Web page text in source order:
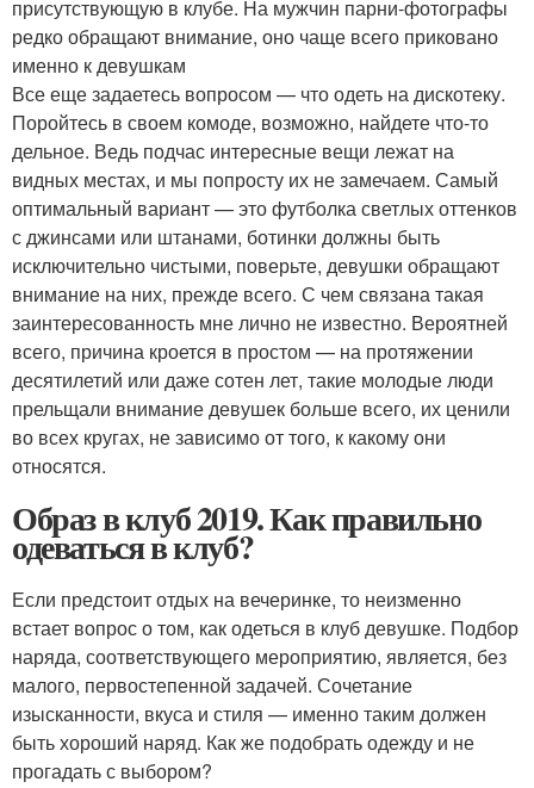
присутствующую в клубе. На мужчин парни-фотографы
редко обращают внимание, оно чаще всего приковано
именно к девушкам
Все еще задаетесь вопросом — что одеть на дискотеку.
Поройтесь в своем комоде, возможно, найдете что-то
дельное. Ведь подчас интересные вещи лежат на
видных местах, и мы попросту их не замечаем. Самый
оптимальный вариант — это футболка светлых оттенков
с джинсами или штанами, ботинки должны быть
исключительно чистыми, поверьте, девушки обращают
внимание на них, прежде всего. С чем связана такая
заинтересованность мне лично не известно. Вероятней
всего, причина кроется в простом — на протяжении
десятилетий или даже сотен лет, такие молодые люди
прельщали внимание девушек больше всего, их ценили
во всех кругах, не зависимо от того, к какому они
относятся.
Образ в клуб 2019. Как правильно
одеваться в клуб?
Если предстоит отдых на вечеринке, то неизменно
встает вопрос о том, как одеться в клуб девушке. Подбор
наряда, соответствующего мероприятию, является, без
малого, первостепенной задачей. Сочетание
изысканности, вкуса и стиля — именно таким должен
быть хороший наряд. Как же подобрать одежду и не
прогадать с выбором?